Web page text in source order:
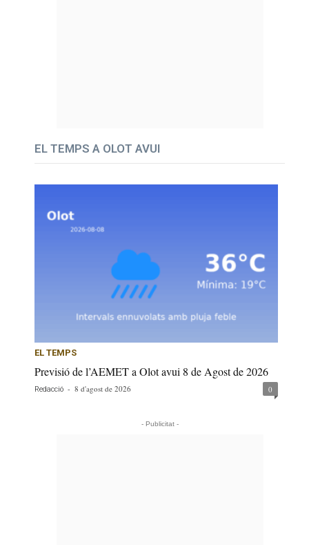
EL TEMPS A OLOT AVUI
EL TEMPS
Previsió de l’AEMET a Olot avui 8 de Agost de 2026
Redacció - 8 d'agost de 2026 0
- Publicitat -